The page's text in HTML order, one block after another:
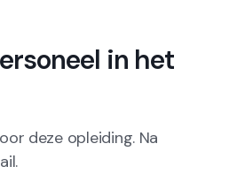
in het
deze opleiding. Na